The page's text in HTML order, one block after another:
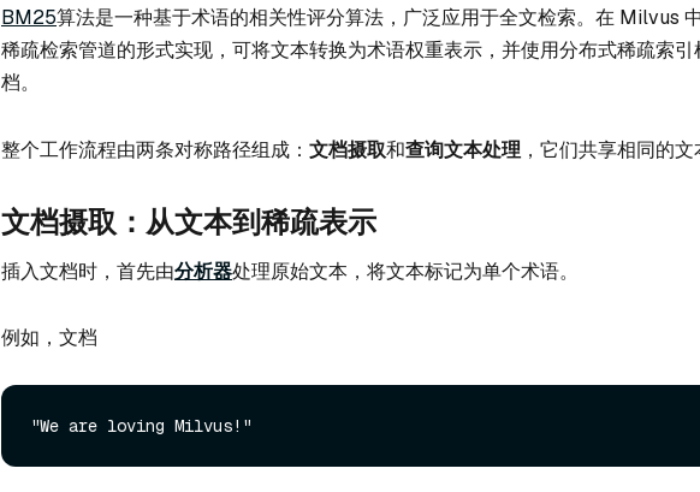
BM25算法是一种基于术语的相关性评分算法，广泛应用于全文检索。在 Milvus
稀疏检索管道的形式实现，可将文本转换为术语权重表示，并使用分布式稀疏索引
档。
整个工作流程由两条对称路径组成： 文档摄取和查询文本处理 ，它们共享相同的
文档摄取：从文本到稀疏表示
插入文档时，首先由分析器处理原始文本，将文本标记为单个术语。
例如，文档